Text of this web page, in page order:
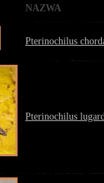
NAZWA
Pterinochilus
Pterinochilus